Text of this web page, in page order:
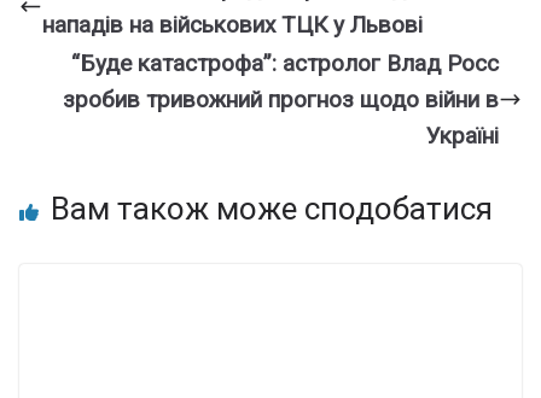
нападів на військових ТЦК у Львові
“Буде катастрофа”: астролог Влад Росс
зробив тривожний прогноз щодо війни в
Україні
Вам також може сподобатися